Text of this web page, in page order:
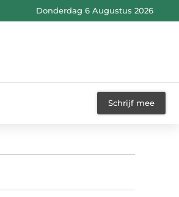
Donderdag 6 Augustus 2026
Schrijf mee